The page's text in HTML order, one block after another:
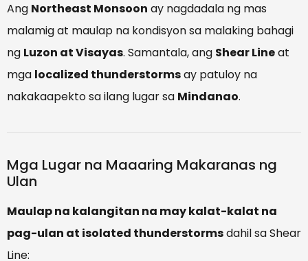
Ang Northeast Monsoon ay nagdadala ng mas
malamig at maulap na kondisyon sa malaking bahagi
ng Luzon at Visayas. Samantala, ang Shear Lineat
mga localized thunderstormsay patuloy na
nakakaapekto sa ilang lugar sa Mindanao.
Mga Lugar na Maaaring Makaranas ng
Ulan
Maulap na kalangitan na may kalat-kalat na
pag-ulan at isolated thunderstormsdahil sa Shear
Line: